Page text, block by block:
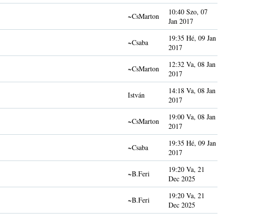
~CsMarton
10:40 Szo, 07
Jan 2017
~Csaba
19:35 Hé, 09 Jan
2017
~CsMarton
12:32 Va, 08 Jan
2017
István
14:18 Va, 08 Jan
2017
~CsMarton
19:00 Va, 08 Jan
2017
~Csaba
19:35 Hé, 09 Jan
2017
~B.Feri
19:20 Va, 21
Dec 2025
~B.Feri
19:20 Va, 21
Dec 2025